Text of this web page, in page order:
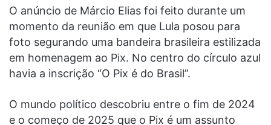
O anúncio de Márcio Elias foi feito durante um
momento da reunião em que Lula posou para
foto segurando uma bandeira brasileira estilizada
em homenagem ao Pix. No centro do círculo azul
havia a inscrição “O Pix é do Brasil”.
O mundo político descobriu entre o fim de 2024
e o começo de 2025 que o Pix é um assunto